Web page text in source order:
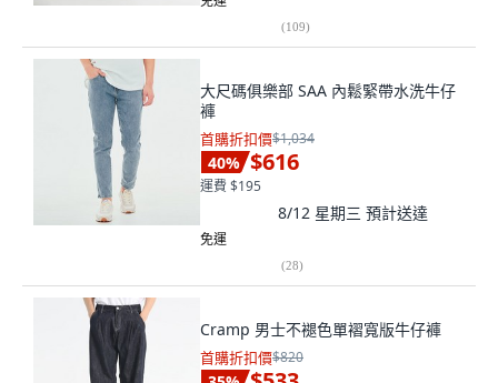
(109)
大尺碼俱樂部 SAA 內鬆緊帶水洗牛仔
褲
首購折扣價$1,034
40% $616
運費 $195
8/12 星期三 預計送達
免運
(28)
Cramp 男士不褪色單褶寬版牛仔褲
首購折扣價$820